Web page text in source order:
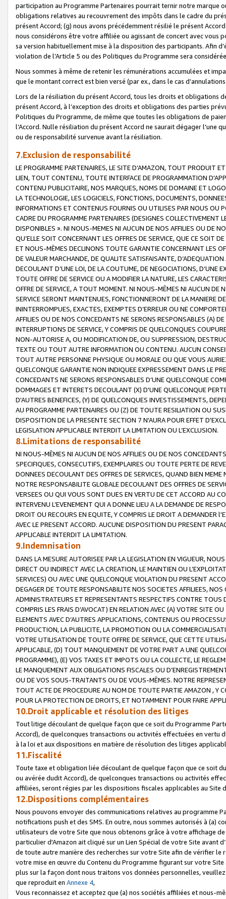
participation au Programme Partenaires pourrait ternir notre marque
obligations relatives au recouvrement des impôts dans le cadre du
présent Accord; (g) nous avons précédemment résilié le présent
nous considérons être votre affiliée ou agissant de concert avec vous
sa version habituellement mise à la disposition des participants. Afin
violation de l’Article 5 ou des Politiques du Programme sera
Nous sommes à même de retenir les rémunérations accumulées et
que le montant correct est bien versé (par ex., dans le cas
Lors de la résiliation du présent Accord, tous les droits et obligations
présent Accord, à l’exception des droits et obligations des parties
Politiques du Programme, de même que toutes les obligations de
l’Accord. Nulle résiliation du présent Accord ne saurait dégager l'une
ou de responsabilité survenue avant la résiliation.
7.Exclusion de responsabilité
LE PROGRAMME PARTENAIRES, LE SITE D’AMAZON, TOUT PRODUIT
LIEN, TOUT CONTENU, TOUTE INTERFACE DE PROGRAMMATION
CONTENU PUBLICITAIRE, NOS MARQUES, NOMS DE DOMAINE ET
LA TECHNOLOGIE, LES LOGICIELS, FONCTIONS, DOCUMENTS,
INFORMATIONS ET CONTENUS FOURNIS OU UTILISES PAR NOUS OU
CADRE DU PROGRAMME PARTENAIRES (DESIGNES COLLECTIVEMENT
DISPONIBLES ». NI NOUS-MEMES NI AUCUN DE NOS AFFILIES OU DE
QU’ELLE SOIT CONCERNANT LES OFFRES DE SERVICE, QUE CE SOIT
ET NOUS-MÊMES DECLINONS TOUTE GARANTIE CONCERNANT LES
DE VALEUR MARCHANDE, DE QUALITE SATISFAISANTE,
DECOULANT D’UNE LOI, DE LA COUTUME, DE NEGOCIATIONS, D’UNE
TOUTE OFFRE DE SERVICE OU A MODIFIER LA NATURE, LES
OFFRE DE SERVICE, A TOUT MOMENT. NI NOUS-MÊMES NI AUCUN DE
SERVICE SERONT MAINTENUES, FONCTIONNERONT DE LA MANIERE
ININTERROMPUES, EXACTES, EXEMPTES D’ERREUR OU NE
AFFILIES OU DE NOS CONCEDANTS NE SERONS RESPONSABLES (A)
INTERRUPTIONS DE SERVICE, Y COMPRIS DE QUELCONQUES
NON-AUTORISE A, OU MODIFICATION DE, OU SUPPRESSION,
TEXTE OU TOUT AUTRE INFORMATION OU CONTENU. AUCUN
TOUT AUTRE PERSONNE PHYSIQUE OU MORALE OU QUE VOUS
QUELCONQUE GARANTIE NON INDIQUEE EXPRESSEMENT DANS LE
CONCEDANTS NE SERONS RESPONSABLES D’UNE QUELCONQUE
DOMMAGES ET INTERETS DECOULANT (X) D'UNE QUELCONQUE
D'AUTRES BENEFICES, (Y) DE QUELCONQUES INVESTISSEMENTS,
AU PROGRAMME PARTENAIRES OU (Z) DE TOUTE RESILIATION OU
DISPOSITION DE LA PRESENTE SECTION 7 N'AURA POUR EFFET
LEGISLATION APPLICABLE INTERDIT LA LIMITATION OU L’EXCLUSION.
8.Limitations de responsabilité
NI NOUS-MÊMES NI AUCUN DE NOS AFFILIES OU DE NOS
SPECIFIQUES, CONSECUTIFS, EXEMPLAIRES OU TOUTE PERTE DE
DONNEES DECOULANT DES OFFRES DE SERVICES, QUAND BIEN
NOTRE RESPONSABILITE GLOBALE DECOULANT DES OFFRES DE
VERSEES OU QUI VOUS SONT DUES EN VERTU DE CET ACCORD AU
INTERVENU L’EVENEMENT QUI A DONNE LIEU A LA DEMANDE DE
DROIT OU RECOURS EN EQUITE, Y COMPRIS LE DROIT A DEMANDER
AVEC LE PRESENT ACCORD. AUCUNE DISPOSITION DU PRESENT
APPLICABLE INTERDIT LA LIMITATION.
9.Indemnisation
DANS LA MESURE AUTORISEE PAR LA LEGISLATION EN VIGUEUR,
DIRECT OU INDIRECT AVEC LA CREATION, LE MAINTIEN OU
SERVICES) OU AVEC UNE QUELCONQUE VIOLATION DU PRESENT
DEGAGER DE TOUTE RESPONSABILITE NOS SOCIETES AFFILIEES,
ADMINISTRATEURS ET REPRESENTANTS RESPECTIFS CONTRE
COMPRIS LES FRAIS D’AVOCAT) EN RELATION AVEC (A) VOTRE SITE
ELEMENTS AVEC D’AUTRES APPLICATIONS, CONTENUS OU
PRODUCTION, LA PUBLICITE, LA PROMOTION OU LA
VOTRE UTILISATION DE TOUTE OFFRE DE SERVICE, QUE CETTE
APPLICABLE, (D) TOUT MANQUEMENT DE VOTRE PART A UNE
PROGRAMME), (E) VOS TAXES ET IMPOTS OU LA COLLECTE, LE
LE MANQUEMENT AUX OBLIGATIONS FISCALES OU
OU DE VOS SOUS-TRAITANTS OU DE VOUS-MÊMES. NOTRE
TOUT ACTE DE PROCEDURE AU NOM DE TOUTE PARTIE AMAZON , Y
POUR LA PROTECTION DE DROITS, ET NOTAMMENT POUR FAIRE
10.Droit applicable et résolution des litiges
Tout litige découlant de quelque façon que ce soit du Programme
Accord), de quelconques transactions ou activités effectuées en vertu
à la loi et aux dispositions en matière de résolution des litiges
11.Fiscalité
Toute taxe et obligation liée découlant de quelque façon que ce soit
ou avérée dudit Accord), de quelconques transactions ou activités
affiliées, seront régies par les dispositions fiscales applicables au Site
12.Dispositions complémentaires
Nous pouvons envoyer des communications relatives au programme
notifications push et des SMS. En outre, nous sommes autorisés à
utilisateurs de votre Site que nous obtenons grâce à votre affichage
particulier d'Amazon ait cliqué sur un Lien Spécial de votre Site avant
de toute autre manière des recherches sur votre Site afin de vérifier
votre mise en œuvre du Contenu du Programme figurant sur votre
plus sur la façon dont nous traitons vos données personnelles,
que reproduit en Annexe 4,
Vous reconnaissez et acceptez que (a) nos sociétés affiliées et nous-